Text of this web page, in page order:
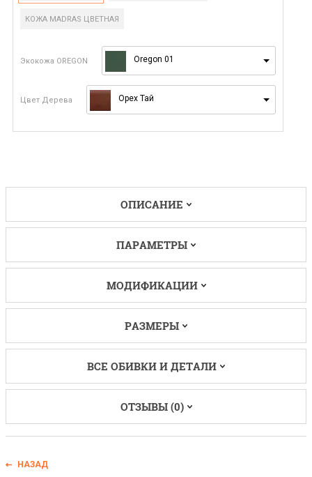
КОЖА MADRAS ЦВЕТНАЯ
Экокожа OREGON Oregon 01
Цвет Дерева Орех Тай
ОПИСАНИЕ
ПАРАМЕТРЫ
МОДИФИКАЦИИ
РАЗМЕРЫ
ВСЕ ОБИВКИ И ДЕТАЛИ
ОТЗЫВЫ (0)
НАЗАД